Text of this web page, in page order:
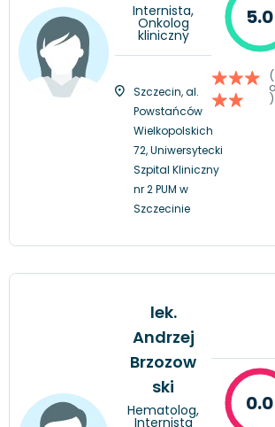
Internista,
Onkolog
kliniczny
Szczecin, al.
Powstańców
Wielkopolskich
72, Uniwersytecki
Szpital Kliniczny
nr 2 PUM w
Szczecinie
5.0
)
lek.
Andrzej
Brzozow
ski
Hematolog,
Internista
0.0